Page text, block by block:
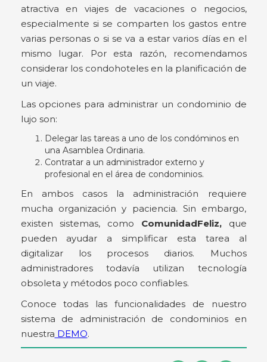
atractiva en viajes de vacaciones o negocios,
especialmente si se comparten los gastos entre
varias personas o si se va a estar varios días en el
mismo lugar. Por esta razón, recomendamos
considerar los condohoteles en la planificación de
un viaje.
Las opciones para administrar un condominio de
lujo son:
Delegar las tareas a uno de los condóminos en
una Asamblea Ordinaria.
Contratar a un administrador externo y
profesional en el área de condominios.
En ambos casos la administración requiere
mucha organización y paciencia. Sin embargo,
existen sistemas, como ComunidadFeliz,que
pueden ayudar a simplificar esta tarea al
digitalizar los procesos diarios. Muchos
administradores todavía utilizan tecnología
obsoleta y métodos poco confiables.
Conoce todas las funcionalidades de nuestro
sistema de administración de condominios en
nuestra DEMO.